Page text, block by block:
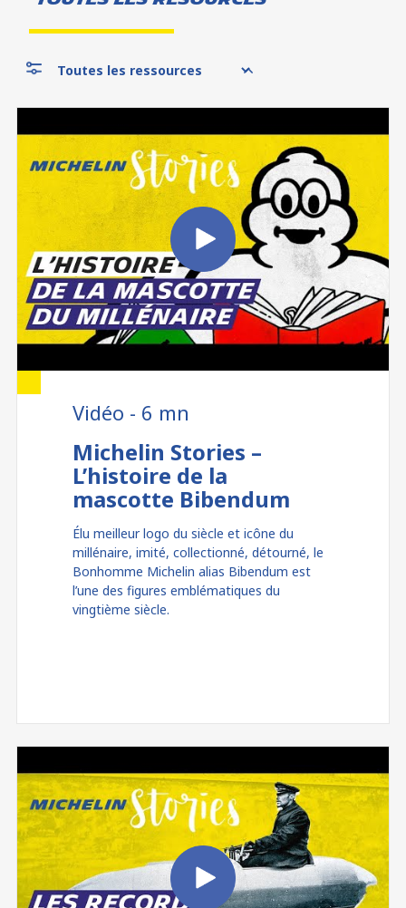
Vidéo - 6 mn
Michelin Stories –
L’histoire de la
mascotte Bibendum
Élu meilleur logo du siècle et icône du
millénaire, imité, collectionné, détourné, le
Bonhomme Michelin alias Bibendum est
l’une des figures emblématiques du
vingtième siècle.